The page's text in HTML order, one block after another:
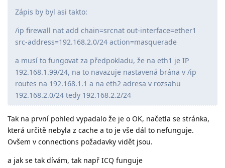
Zápis by byl asi takto:
/ip firewall nat add chain=srcnat out-interface=ether1
src-address=192.168.2.0/24 action=masquerade
a musí to fungovat za předpokladu, že na eth1 je IP
192.168.1.99/24, na to navazuje nastavená brána v /ip
routes na 192.168.1.1 a na eth2 adresa v rozsahu
192.168.2.0/24 tedy 192.168.2.2/24
Tak na první pohled vypadalo že je o OK, načetla se stránka,
která určitě nebyla z cache a to je vše dál to nefunguje.
Ovšem v connections požadavky vidět jsou.
a jak se tak dívám, tak např ICQ funguje